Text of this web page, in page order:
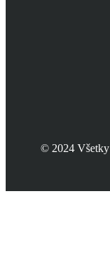
© 2024 Všetky